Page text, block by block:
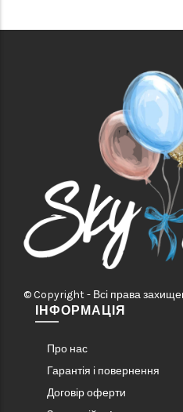
© Copyright - Всі права
ІНФОРМАЦІЯ
Про нас
Гарантія і повернення
Договір оферти